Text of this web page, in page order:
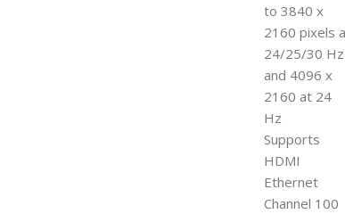
to 3840 x
2160 pixels
24/25/30 Hz
and 4096 x
2160 at 24
Hz
Supports
HDMI
Ethernet
Channel 100